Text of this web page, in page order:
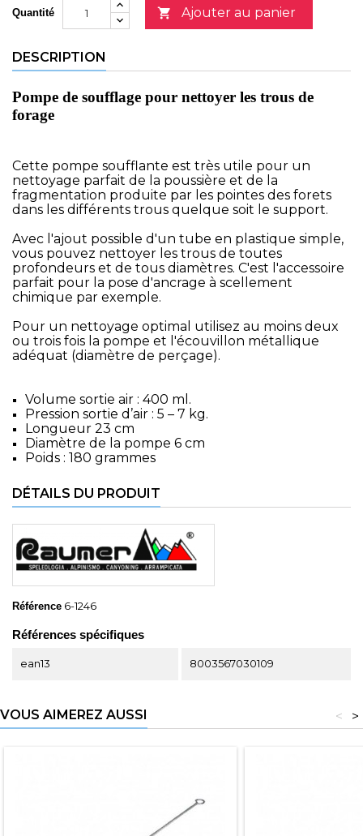
Quantité  Ajouter au panier
DESCRIPTION
Pompe de soufflage pour nettoyer les trous de
forage
Cette pompe soufflante est très utile pour un
nettoyage parfait de la poussière et de la
fragmentation produite par les pointes des forets
dans les différents trous quelque soit le support.
Avec l'ajout possible d'un tube en plastique simple,
vous pouvez nettoyer les trous de toutes
profondeurs et de tous diamètres. C'est l'accessoire
parfait pour la pose d'ancrage à scellement
chimique par exemple.
Pour un nettoyage optimal utilisez au moins deux
ou trois fois la pompe et l'écouvillon métallique
adéquat (diamètre de perçage).
Volume sortie air : 400 ml.
Pression sortie d’air : 5 – 7 kg.
Longueur 23 cm
Diamètre de la pompe 6 cm
Poids : 180 grammes
DÉTAILS DU PRODUIT
Référence 6-1246
Références spécifiques
ean13 8003567030109
VOUS AIMEREZ AUSSI >
<